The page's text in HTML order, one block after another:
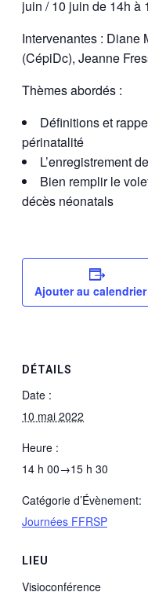
juin / 10 juin de 14h à
Intervenantes : Diane
(CépiDc), Jeanne
Thèmes abordés :
Définitions et
périnatalité
L’enregistrement
Bien remplir le
décès néonatals
Ajouter au calendrier
DÉTAILS
Date :
10 mai 2022
Heure :
14 h 00→15 h 30
Catégorie d’Évènement:
Journées FFRSP
LIEU
Visioconférence